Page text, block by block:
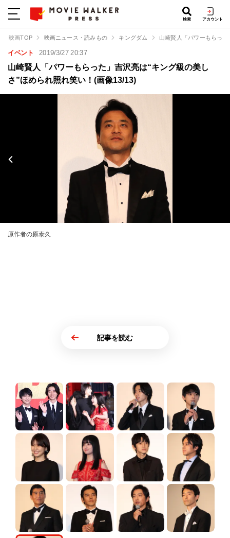
検索 アカウント
映画TOP 映画ニュース・読みもの キングダム 山崎賢人「パワーもらっ
イベント 2019/3/27 20:37
山崎賢人「パワーもらった」吉沢亮は“キング級の美し
さ”ほめられ照れ笑い！(画像13/13)
原作者の原泰久
記事を読む